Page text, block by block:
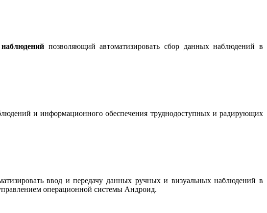
позволяющий автоматизировать сбор данных наблюдений в
и информационного обеспечения труднодоступных и радирующих
ввод и передачу данных ручных и визуальных наблюдений в
операционной системы Андроид.